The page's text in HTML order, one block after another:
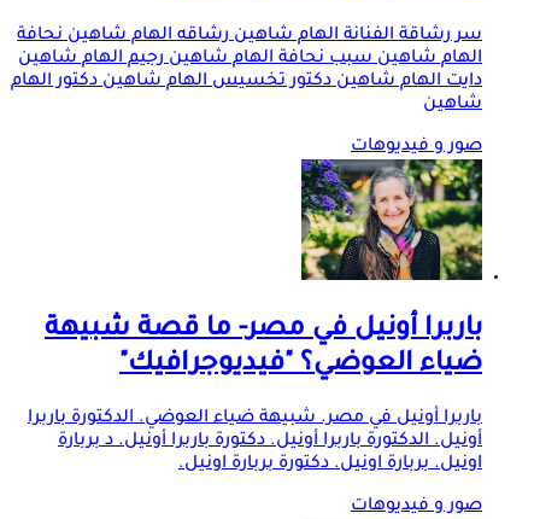
سر رشاقة الفنانة الهام شاهين رشاقه الهام شاهين نحافة
الهام شاهين سبب نحافة الهام شاهين رجيم الهام شاهين
دايت الهام شاهين دكتور تخسيس الهام شاهين دكتور الهام
شاهين
صور و فيديوهات
باربرا أونيل في مصر- ما قصة شبيهة
ضياء العوضي؟ "فيديوجرافيك"
باربرا أونيل في مصر. شبيهة ضياء العوضي. الدكتورة باربرا
أونيل. الدكتورة باربرا أونيل. دكتورة باربرا أونيل. د بربارة
اونيل. بربارة اونيل. دكتورة بربارة اونيل.
صور و فيديوهات